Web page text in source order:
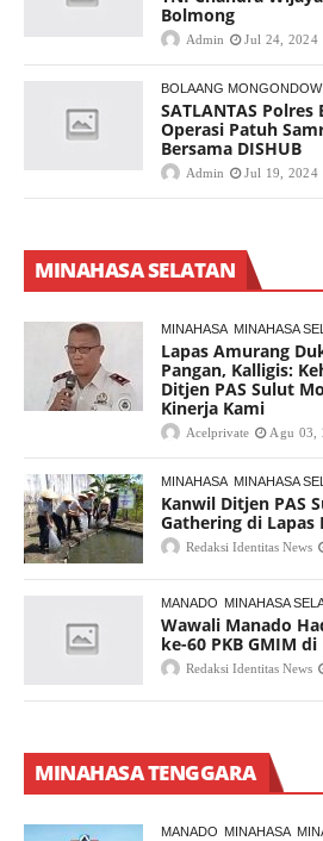
Bolmong
Admin Jul 24, 2024
BOLAANG MONGONDOW
SATLANTAS
Operasi Patuh
Bersama DISHUB
Admin Jul 19, 2024
MINAHASA SELATAN
MINAHASA MINAHASA
Lapas Amurang
Pangan, Kalligis:
Ditjen PAS Sulut
Kinerja Kami
Acelprivate Agu 03,
MINAHASA MINAHASA
Kanwil Ditjen PAS
Gathering di Lapas
Redaksi Identitas News
MANADO MINAHASA
Wawali Manado
ke-60 PKB GMIM
Redaksi Identitas News
MINAHASA TENGGARA
MANADO MINAHASA